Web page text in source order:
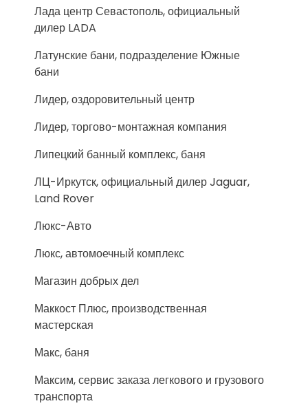
Лада центр Севастополь, официальный
дилер LADA
Латунские бани, подразделение Южные
бани
Лидер, оздоровительный центр
Лидер, торгово-монтажная компания
Липецкий банный комплекс, баня
ЛЦ-Иркутск, официальный дилер Jaguar,
Land Rover
Люкс-Авто
Люкс, автомоечный комплекс
Магазин добрых дел
Маккост Плюс, производственная
мастерская
Макс, баня
Максим, сервис заказа легкового и грузового
транспорта